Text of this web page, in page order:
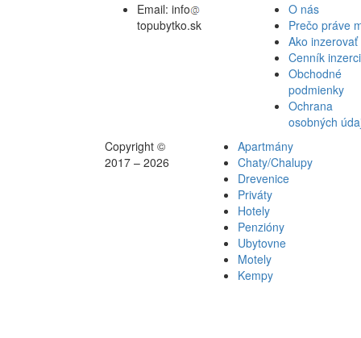
Email: info
topubytko.sk
O nás
Prečo práve
Ako inzerovať
Cenník
Obchodné
podmienky
Ochrana
osobných
Copyright ©
2017 – 2026
Apartmány
Chaty/Chalupy
Drevenice
Priváty
Hotely
Penzióny
Ubytovne
Motely
Kempy